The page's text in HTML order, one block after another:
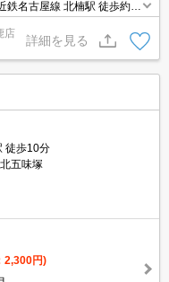
名古屋線 北楠駅 徒歩約7
店
詳細を見る
徒歩10分
五味塚
2,300円)